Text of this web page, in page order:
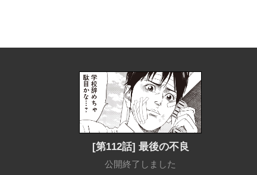
[第112話] 最後の不良
公開終了しました